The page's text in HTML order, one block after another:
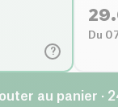
?
Du
au panier ·